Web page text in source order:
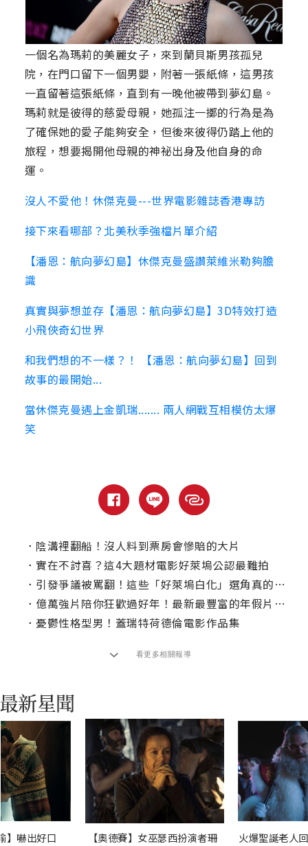
一個名為瑪莉的美麗女子，來到蘭貝斯男孩孤兒
院，在門口留下一個男嬰，附著一張紙條，這男孩
一直留著這張紙條，直到有一晚他被帶到夢幻島。
瑪莉就是彼得的慈愛母親，她孤注一擲的行為是為
了確保她的愛子能夠安全，但後來彼得仍踏上他的
旅程，想要揭開他母親的神祕出身及他自身的命
運。
沒人不愛他！休傑克曼---世界電影雜誌香港專訪
接下來看哪部？北美秋季強檔片單介紹
【潘恩：航向夢幻島】休傑克曼盛讚萊維米勒夠膽
識
真實與夢想並存【潘恩：航向夢幻島】3D特效打造
小飛俠奇幻世界
和我們想的不一樣？！ 【潘恩：航向夢幻島】回到
故事的最開始...
當休傑克曼遇上金凱瑞....... 兩人網戰互相模仿太爆
笑
． 陰溝裡翻船！沒人料到票房會慘賠的大片
． 實在不討喜？這4大題材電影好萊塢公認最難拍
． 引發爭議被罵翻！這些「好萊塢白化」選角真的好詭異
． 億萬強片陪你狂歡過好年！最新最豐富的年假片單就看這裡！
． 憂鬱性格型男！蓋瑞特荷德倫電影作品集
看更多相關報導
】嚇出好口
【奧德賽】女巫瑟西扮演者珊
火爆聖誕老人